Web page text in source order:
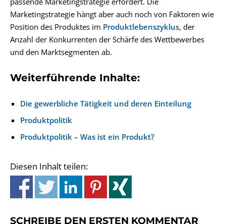
Marketingstrategie hängt aber auch noch von Faktoren wie
Position des Produktes im Produktlebenszyklus, der
Anzahl der Konkurrenten der Schärfe des Wettbewerbes
und den Marktsegmenten ab.
Weiterführende Inhalte:
Die gewerbliche Tätigkeit und deren Einteilung
Produktpolitik
Produktpolitik – Was ist ein Produkt?
Diesen Inhalt teilen:
SCHREIBE DEN ERSTEN KOMMENTAR